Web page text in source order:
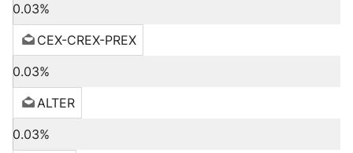
0.03%
CEX-CREX-PREX
0.03%
ALTER
0.03%